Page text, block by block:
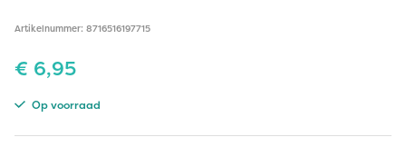
Artikelnummer: 8716516197715
€ 6,95
Op voorraad